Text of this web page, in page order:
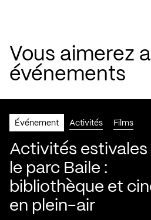
Vous aimerez
événements
Événement Activités Films
Activités estivales
le parc Baile :
bibliothèque et
en plein-air